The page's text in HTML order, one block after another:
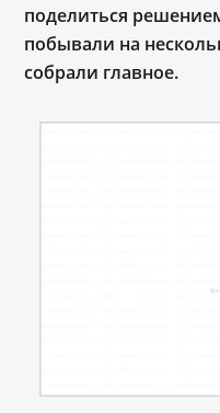
поделиться
побывали на
собрали главное.